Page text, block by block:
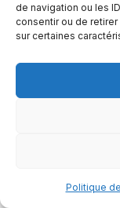
de navigation ou les
consentir ou de
sur certaines
Politique
Salade
1 h 15 min